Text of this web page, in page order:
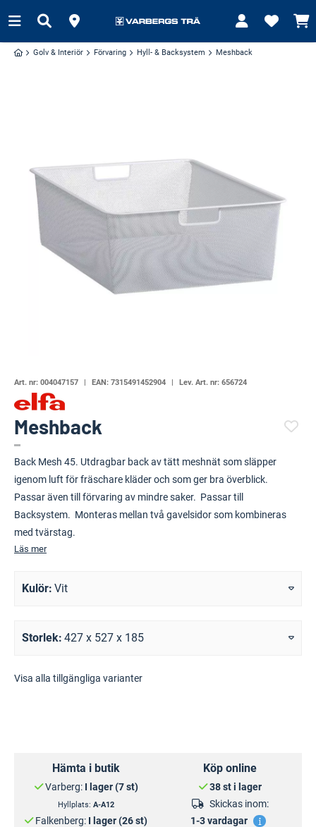
Golv & Interiör Förvaring Hyll- & Backsystem Meshback
Art. nr: 004047157 EAN: 7315491452904 Lev. Art. nr: 656724
Meshback
Back Mesh 45. Utdragbar back av tätt meshnät som släpper
igenom luft för fräschare kläder och som ger bra överblick.
Passar även till förvaring av mindre saker. Passar till
Backsystem. Monteras mellan två gavelsidor som kombineras
med tvärstag.
Läs mer
Kulör Vit
Storlek 427 x 527 x 185
Visa alla tillgängliga varianter
Hämta i butik
Varberg: I lager (7 st)
Hyllplats: A-A12
Falkenberg: I lager (26 st)
Köp online
38 st i lager
Skickas inom:
1-3 vardagar